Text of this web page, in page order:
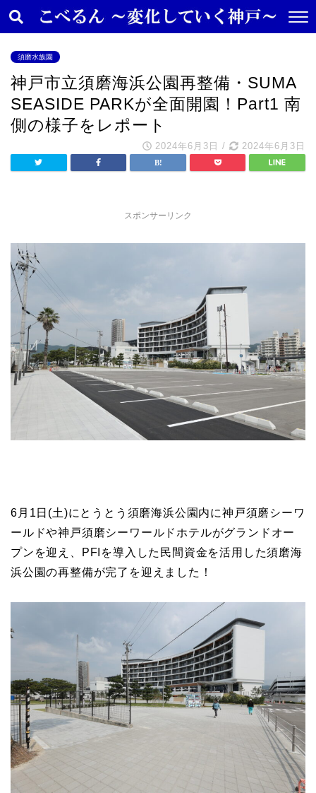
須磨水族園
神戸市立須磨海浜公園再整備・SUMA
SEASIDE PARKが全面開園！Part1 南
側の様子をレポート
2024年6月3日 / 2024年6月3日
スポンサーリンク
6月1日(土)にとうとう須磨海浜公園内に神戸須磨シーワ
ールドや神戸須磨シーワールドホテルがグランドオー
プンを迎え、PFIを導入した民間資金を活用した須磨海
浜公園の再整備が完了を迎えました！